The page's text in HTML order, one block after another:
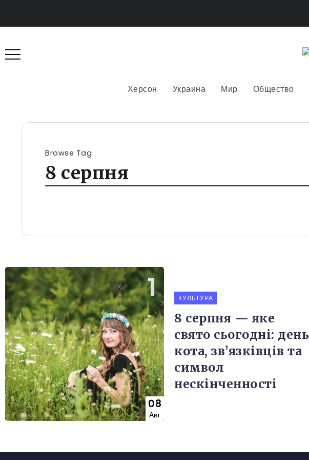
Херсон Украина Мир Общество
Browse Tag
8 серпня
08
Авг
КУЛЬТУРА
8 серпня — яке
свято сьогодні: день
кота, зв’язківців та
символ
нескінченності